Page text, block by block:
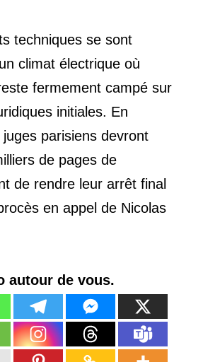
techniques se sont
climat électrique où
fermement campé sur
initiales. En
parisiens devront
de pages de
de rendre leur arrêt final
en appel de Nicolas
autour de vous.